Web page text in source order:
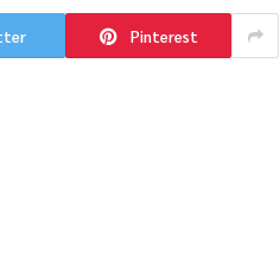
Pinterest